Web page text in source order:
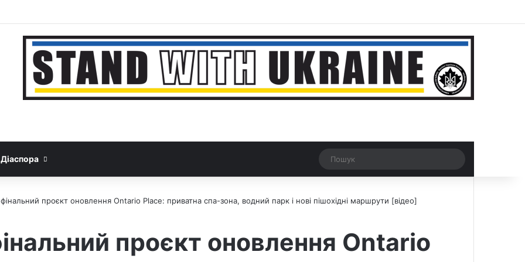
Google News
Threads
Діаспора Рандомна новина
Switch skin
проєкт оновлення Ontario Place: приватна спа-зона, водний парк і нові пішохідні маршрути [відео]
проєкт оновлення Ontario